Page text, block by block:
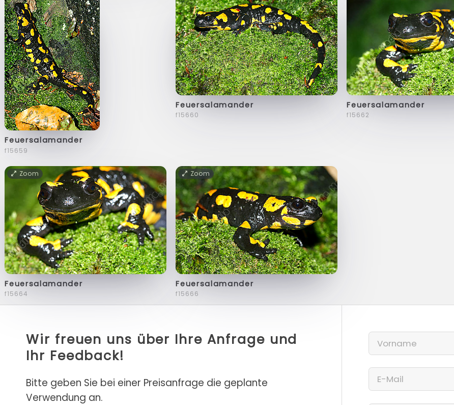
Feuersalamander
f15659
Feuersalamander
f15660
Feuersalamander
f15662
Zoom
Feuersalamander
f15664
Zoom
Feuersalamander
f15666
Wir freuen uns über Ihre Anfrage und
Ihr Feedback!
Bitte geben Sie bei einer Preisanfrage die geplante
Verwendung an.